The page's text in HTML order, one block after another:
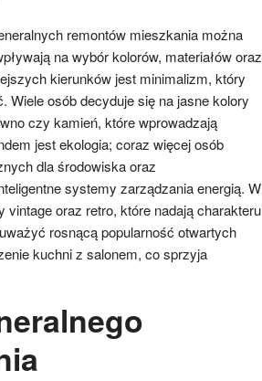
remontów mieszkania można
na wybór kolorów, materiałów oraz
kierunków jest minimalizm, który
Wiele osób decyduje się na jasne kolory
czy kamień, które wprowadzają
jest ekologia; coraz więcej osób
dla środowiska oraz
systemy zarządzania energią. W
oraz retro, które nadają charakteru
rosnącą popularność otwartych
kuchni z salonem, co sprzyja